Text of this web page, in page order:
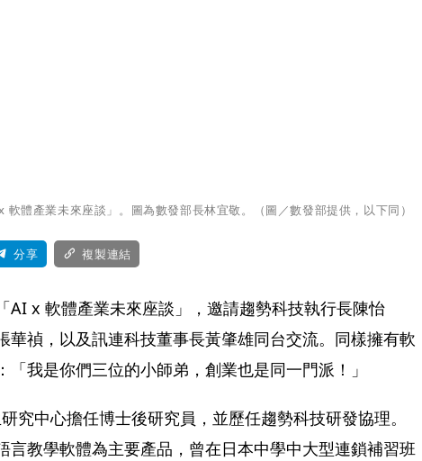
體產業未來座談」。圖為數發部長林宜敬。（圖／數發部提供，以下同）
分享 複製連結
AI x 軟體產業未來座談」，邀請趨勢科技執行長陳怡
華禎，以及訊連科技董事長黃肇雄同台交流。同樣擁有軟
「我是你們三位的小師弟，創業也是同一門派！」
究中心擔任博士後研究員，並歷任趨勢科技研發協理。
言教學軟體為主要產品，曾在日本中學中大型連鎖補習班